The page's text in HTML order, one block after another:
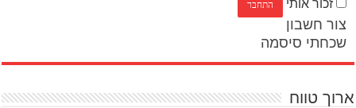
זכור אותי
צור חשבון
שכחתי סיסמה
ארוך טווח